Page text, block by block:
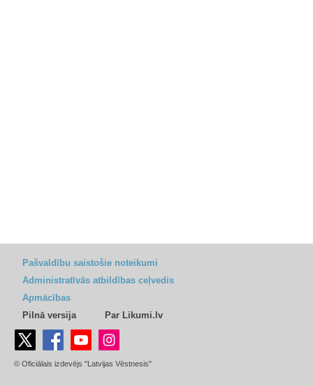
Pašvaldību saistošie noteikumi
Administratīvās atbildības ceļvedis
Apmācības
Pilnā versija
Par Likumi.lv
© Oficiālais izdevējs "Latvijas Vēstnesis"